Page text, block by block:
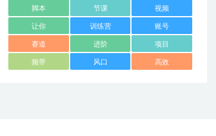
脚本 节课 视频
让你 训练营 账号
赛道 进阶 项目
频带 风口 高效